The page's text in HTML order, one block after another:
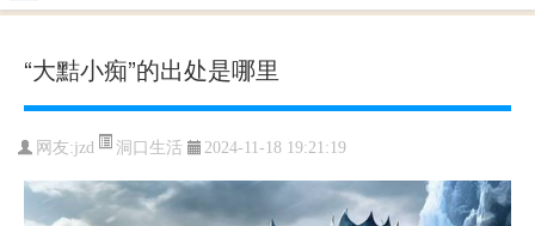
“大黠小痴”的出处是哪里
网友:jzd 洞口生活 2024-11-18 19:21:19